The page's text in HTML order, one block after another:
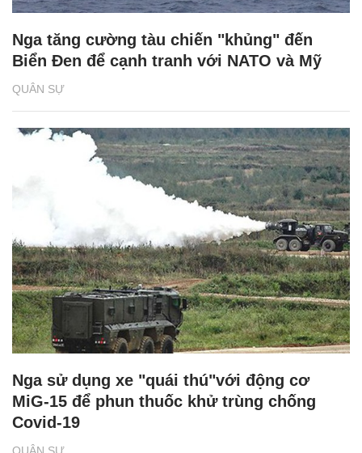
QUÂN SỰ
Nga tăng cường tàu chiến "khủng" đến
Biển Đen để cạnh tranh với NATO và Mỹ
Nga sử dụng xe "quái thú"với động cơ
MiG-15 để phun thuốc khử trùng chống
Covid-19